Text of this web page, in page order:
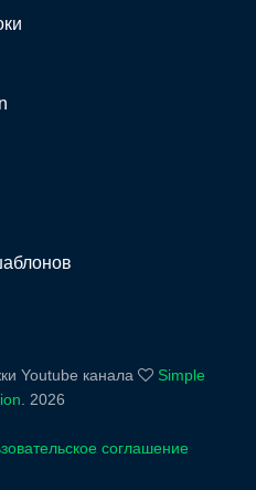
Youtube канала
Simple
2026
соглашение